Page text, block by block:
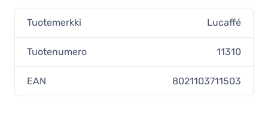
Tuotemerkki Lucaffé
Tuotenumero 11310
EAN 8021103711503